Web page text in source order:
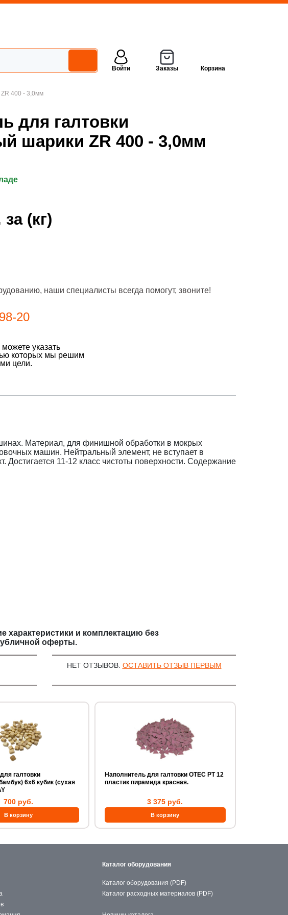
Войти Заказы Корзина
400 - 3,0мм
для галтовки
шарики ZR 400 - 3,0мм
за (кг)
наши специалисты всегда помогут, звоните!
20
указать
которых мы решим
цели.
Материал, для финишной обработки в мокрых
машин. Нейтральный элемент, не вступает в
11-12 класс чистоты поверхности. Содержание
характеристики и комплектацию без
оферты.
НЕТ ОТЗЫВОВ. ОСТАВИТЬ ОТЗЫВ ПЕРВЫМ
галтовки
6х6 кубик (сухая
700 руб.
Наполнитель для галтовки OTEC PT 12
пластик пирамида красная.
3 375 руб.
Каталог оборудования
Каталог оборудования (PDF)
Каталог расходных материалов (PDF)